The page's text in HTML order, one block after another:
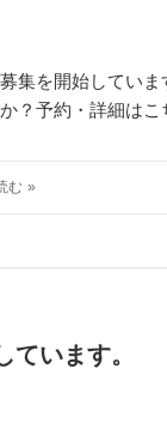
集を開始してい
？予約・詳細はこ
います。